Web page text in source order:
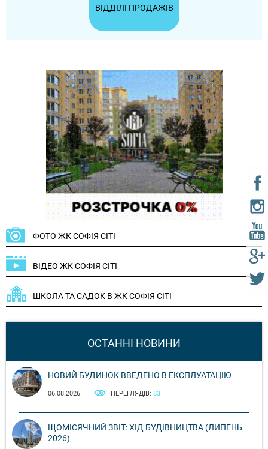
ВІДДІЛІ ПРОДАЖІВ
ФОТО ЖК СОФІЯ СІТІ
ВІДЕО ЖК СОФІЯ СІТІ
ШКОЛА ТА САДОК В ЖК СОФІЯ СІТІ
ОСТАННІ НОВИНИ
НОВИЙ БУДИНОК ВВЕДЕНО В ЕКСПЛУАТАЦІЮ
06.08.2026 ПЕРЕГЛЯДІВ: 83
ЩОМІСЯЧНИЙ ЗВІТ: ХІД БУДІВНИЦТВА (ЛИПЕНЬ
2026)